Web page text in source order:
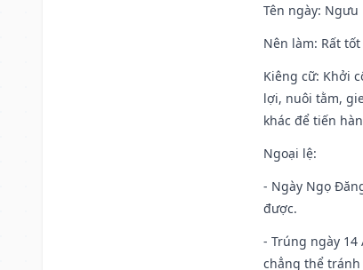
Tên ngày: Ngưu
Nên làm: Rất
Kiêng cữ: Khởi
lợi, nuôi tằm,
khác để tiến
Ngoại lệ:
- Ngày Ngọ
được.
- Trúng ngày 14
chẳng thể